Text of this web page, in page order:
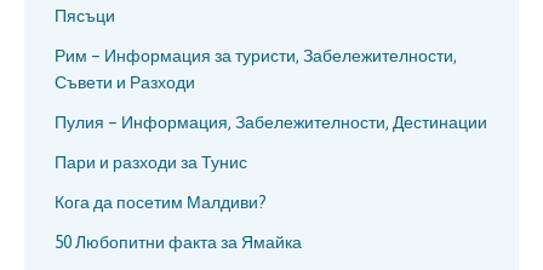
Пясъци
Рим – Информация за туристи, Забележителности,
Съвети и Разходи
Пулия – Информация, Забележителности, Дестинации
Пари и разходи за Тунис
Кога да посетим Малдиви?
50 Любопитни факта за Ямайка